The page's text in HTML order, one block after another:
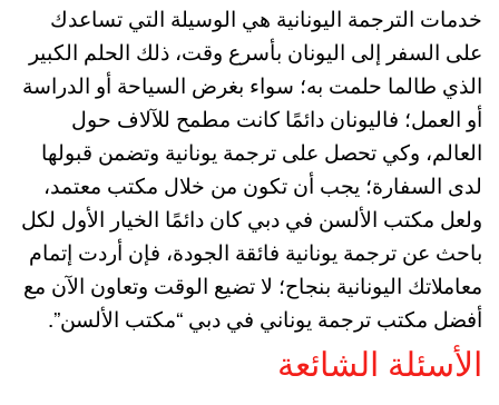
خدمات الترجمة اليونانية هي الوسيلة التي تساعدك
على السفر إلى اليونان بأسرع وقت، ذلك الحلم الكبير
الذي طالما حلمت به؛ سواء بغرض السياحة أو الدراسة
أو العمل؛ فاليونان دائمًا كانت مطمح للآلاف حول
العالم، وكي تحصل على ترجمة يونانية وتضمن قبولها
لدى السفارة؛ يجب أن تكون من خلال مكتب معتمد،
ولعل مكتب الألسن في دبي كان دائمًا الخيار الأول لكل
باحث عن ترجمة يونانية فائقة الجودة، فإن أردت إتمام
معاملاتك اليونانية بنجاح؛ لا تضيع الوقت وتعاون الآن مع
أفضل مكتب ترجمة يوناني في دبي “مكتب الألسن”.
الأسئلة الشائعة